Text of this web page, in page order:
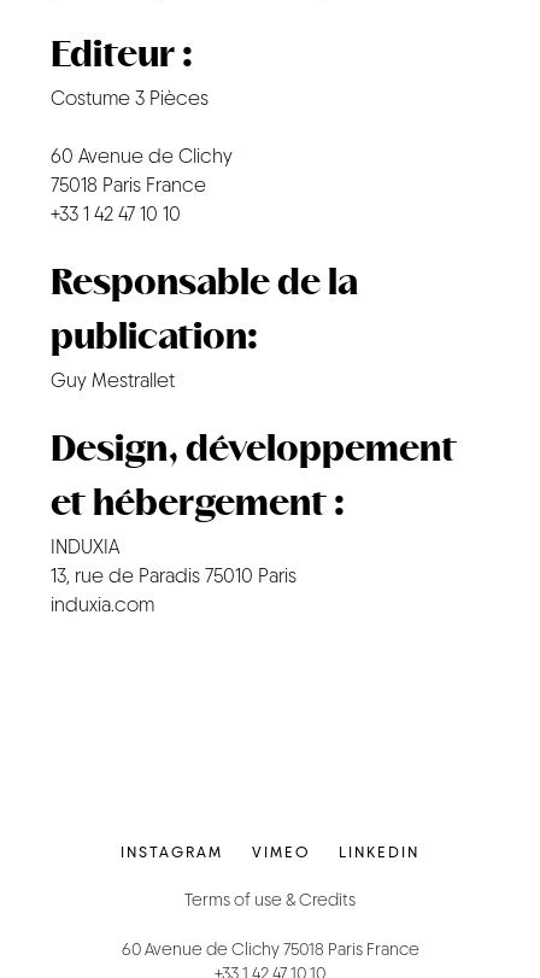
Editeur :
Costume 3 Pièces
60 Avenue de Clichy
75018 Paris France
+33 1 42 47 10 10
Responsable de la
publication:
Guy Mestrallet
Design, développement
et hébergement :
INDUXIA
13, rue de Paradis 75010 Paris
induxia.com
60 Avenue de Clichy 75018 Paris France
+33 1 42 47 10 10
INSTAGRAM VIMEO LINKEDIN
Terms of use & Credits